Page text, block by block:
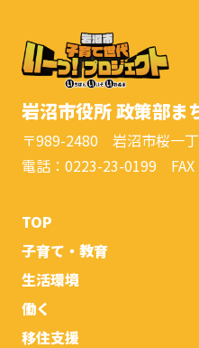
岩沼市役所 政策部ま
〒989-2480 岩沼市桜一
電話：0223-23-0199 FAX
TOP
子育て・教育
生活環境
働く
移住支援